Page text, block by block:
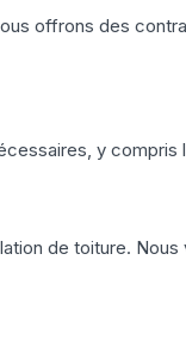
offrons des
y
de toiture.